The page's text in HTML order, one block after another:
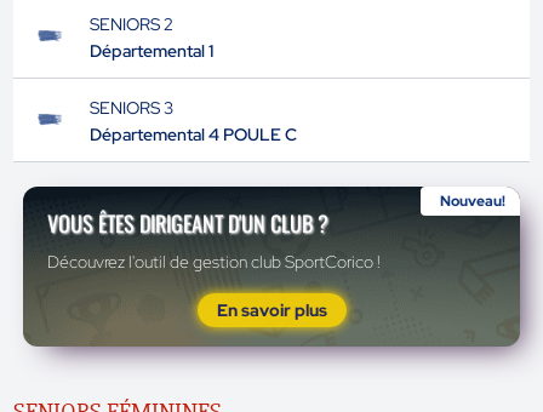
SENIORS 2
Départemental 1
SENIORS 3
Départemental 4 POULE C
Nouveau!
VOUS ÊTES DIRIGEANT D'UN CLUB ?
Découvrez l'outil de gestion club SportCorico !
En savoir plus